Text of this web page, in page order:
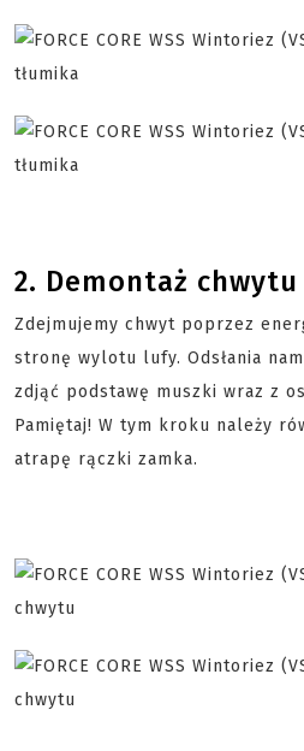
2. Demontaż chwytu
Zdejmujemy chwyt poprzez
stronę wylotu lufy. Odsłania
zdjąć podstawę muszki wraz z
Pamiętaj! W tym kroku należy
atrapę rączki zamka.